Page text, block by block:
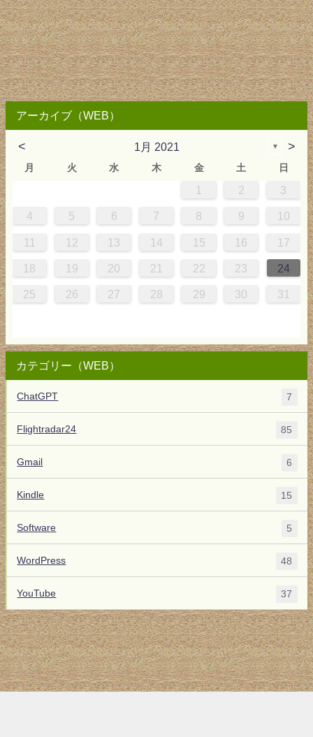
アーカイブ（WEB）
< 1月 2021 ▼ >
月 火 水 木 金 土 日
1 2 3
4 5 6 7 8 9 10
11 12 13 14 15 16 17
18 19 20 21 22 23 24
25 26 27 28 29 30 31
カテゴリー（WEB）
ChatGPT 7
Flightradar24 85
Gmail 6
Kindle 15
Software 5
WordPress 48
YouTube 37